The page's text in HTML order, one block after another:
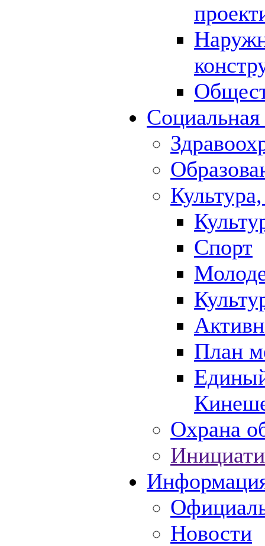
Спорт
План
Охрана
Новости